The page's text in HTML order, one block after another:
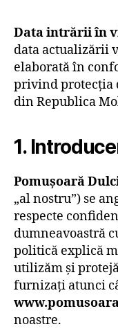
Data intrării în
data actualizării
elaborată în
privind protecția
din Republica
1.
Pomușoară
„al nostru”) se
respecte
dumneavoastră
politică explică
utilizăm și
furnizați atunci
noastre.